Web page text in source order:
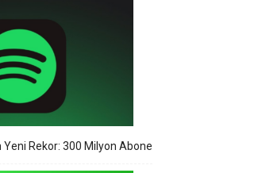
Rekor: 300 Milyon Abone